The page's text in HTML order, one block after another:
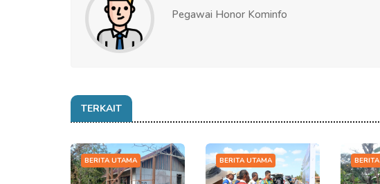
Pegawai Honor Kominfo
TERKAIT
BERITA UTAMA BERITA UTAMA